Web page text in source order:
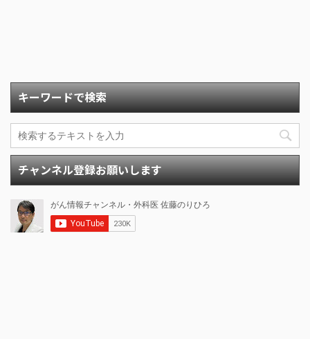
キーワードで検索
チャンネル登録お願いします